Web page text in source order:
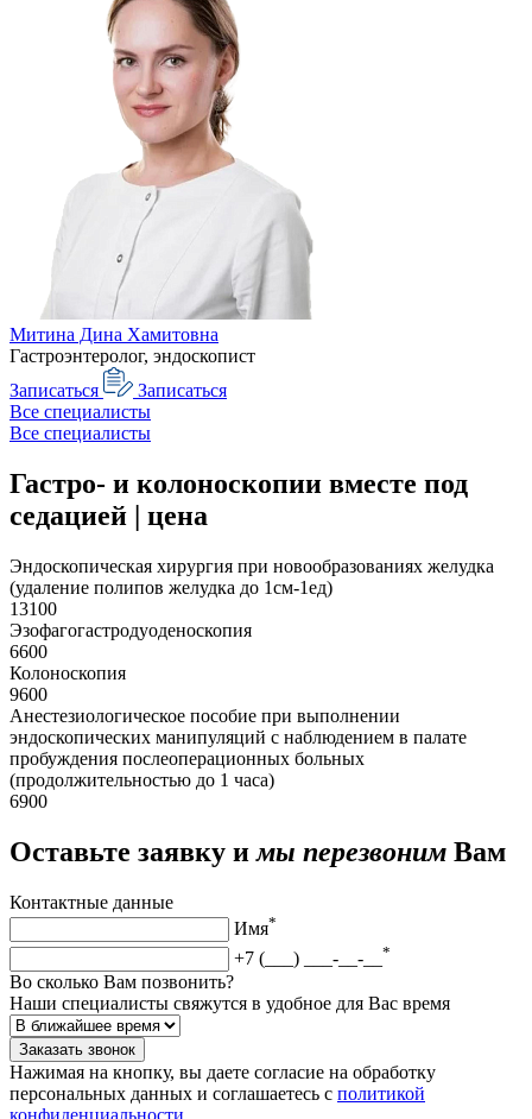
Митина Дина Хамитовна
Гастроэнтеролог, эндоскопист
Записаться
Записаться
Все специалисты
Все специалисты
Гастро- и колоноскопии вместе под
седацией | цена
Эндоскопическая хирургия при новообразованиях желудка
(удаление полипов желудка до 1см-1ед)
13100
Эзофагогастродуоденоскопия
6600
Колоноскопия
9600
Анестезиологическое пособие при выполнении
эндоскопических манипуляций с наблюдением в палате
пробуждения послеоперационных больных
(продолжительностью до 1 часа)
6900
Оставьте заявку имы перезвоним Вам
Контактные данные
Имя*
+7 (___) ___-__-__ *
Во сколько Вам позвонить?
Наши специалисты свяжутся в удобное для Вас время
Заказать звонок
Нажимая на кнопку, вы даете согласие на обработку
персональных данных и соглашаетесь c политикой
конфиденциальности